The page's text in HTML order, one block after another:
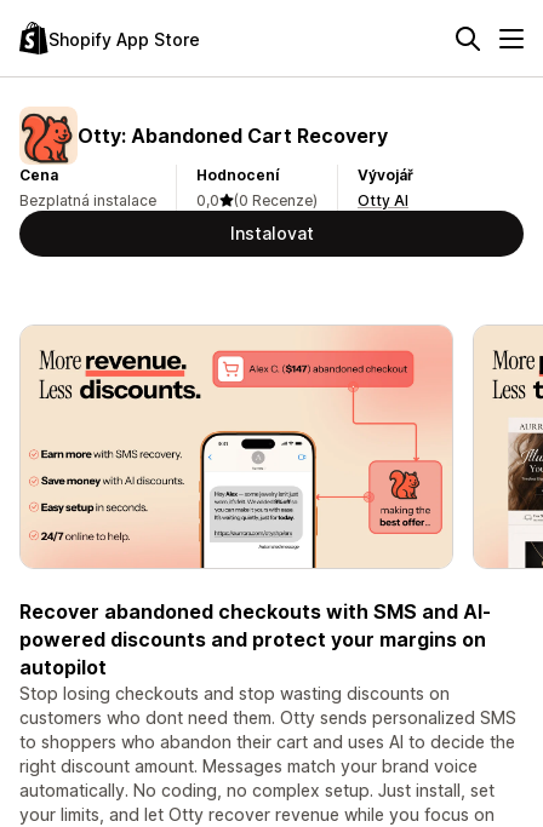
Shopify App Store
Otty: Abandoned Cart Recovery
Cena
Bezplatná instalace
Hodnocení
0,0
(0 Recenze)
Vývojář
Otty AI
Instalovat
Recover abandoned checkouts with SMS and AI-
powered discounts and protect your margins on
autopilot
Stop losing checkouts and stop wasting discounts on
customers who dont need them. Otty sends personalized SMS
to shoppers who abandon their cart and uses AI to decide the
right discount amount. Messages match your brand voice
automatically. No coding, no complex setup. Just install, set
your limits, and let Otty recover revenue while you focus on